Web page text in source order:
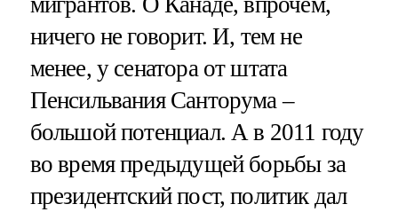
ничего не говорит. И, тем не
менее, у сенатора от штата
Пенсильвания Санторума –
большой потенциал. А в 2011 году
во время предыдущей борьбы за
президентский пост, политик дал